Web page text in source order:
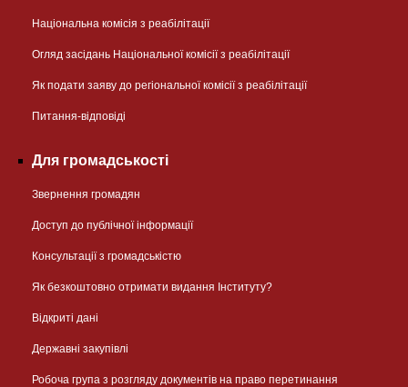
Національна комісія з реабілітації
Огляд засідань Національної комісії з реабілітації
Як подати заяву до регіональної комісії з реабілітації
Питання-відповіді
Для громадськості
Звернення громадян
Доступ до публічної інформації
Консультації з громадськістю
Як безкоштовно отримати видання Інституту?
Відкриті дані
Державні закупівлі
Робоча група з розгляду документів на право перетинання